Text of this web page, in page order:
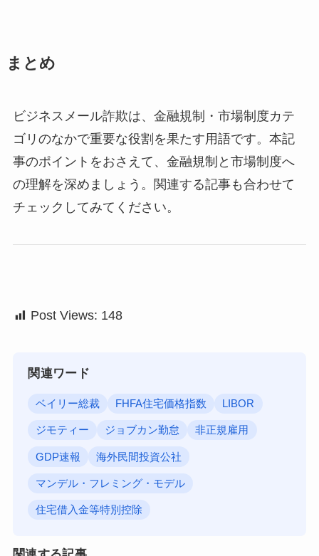
まとめ
ビジネスメール詐欺は、金融規制・市場制度カテ
ゴリのなかで重要な役割を果たす用語です。本記
事のポイントをおさえて、金融規制と市場制度へ
の理解を深めましょう。関連する記事も合わせて
チェックしてみてください。
Post Views: 148
関連ワード
ベイリー総裁 FHFA住宅価格指数 LIBOR
ジモティー ジョブカン勤怠 非正規雇用
GDP速報 海外民間投資公社
マンデル・フレミング・モデル
住宅借入金等特別控除